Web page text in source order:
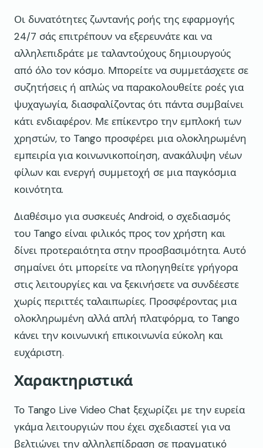
Οι δυνατότητες ζωντανής ροής της εφαρμογής
24/7 σάς επιτρέπουν να εξερευνάτε και να
αλληλεπιδράτε με ταλαντούχους δημιουργούς
από όλο τον κόσμο. Μπορείτε να συμμετάσχετε σε
συζητήσεις ή απλώς να παρακολουθείτε ροές για
ψυχαγωγία, διασφαλίζοντας ότι πάντα συμβαίνει
κάτι ενδιαφέρον. Με επίκεντρο την εμπλοκή των
χρηστών, το Tango προσφέρει μια ολοκληρωμένη
εμπειρία για κοινωνικοποίηση, ανακάλυψη νέων
φίλων και ενεργή συμμετοχή σε μια παγκόσμια
κοινότητα.
Διαθέσιμο για συσκευές Android, ο σχεδιασμός
του Tango είναι φιλικός προς τον χρήστη και
δίνει προτεραιότητα στην προσβασιμότητα. Αυτό
σημαίνει ότι μπορείτε να πλοηγηθείτε γρήγορα
στις λειτουργίες και να ξεκινήσετε να συνδέεστε
χωρίς περιττές ταλαιπωρίες. Προσφέροντας μια
ολοκληρωμένη αλλά απλή πλατφόρμα, το Tango
κάνει την κοινωνική επικοινωνία εύκολη και
ευχάριστη.
Χαρακτηριστικά
Το Tango Live Video Chat ξεχωρίζει με την ευρεία
γκάμα λειτουργιών που έχει σχεδιαστεί για να
βελτιώνει την αλληλεπίδραση σε πραγματικό